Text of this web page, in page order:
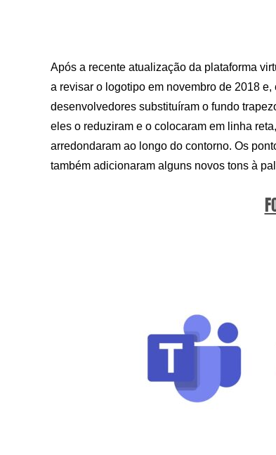
Após a recente atualização da plataforma
a revisar o logotipo em novembro de 2018
desenvolvedores substituíram o fundo
eles o reduziram e o colocaram em linha
arredondaram ao longo do contorno. Os
também adicionaram alguns novos tons à